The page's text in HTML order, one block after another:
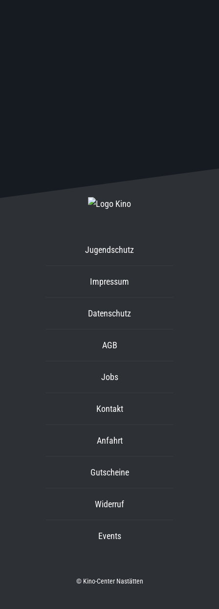
Jugendschutz
Impressum
Datenschutz
AGB
Jobs
Kontakt
Anfahrt
Gutscheine
Widerruf
Events
© Kino-Center Nastätten